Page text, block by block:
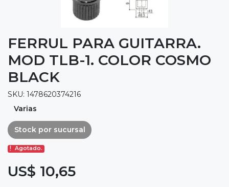
FERRUL PARA GUITARRA.
MOD TLB-1. COLOR COSMO
BLACK
SKU: 1478620374216
Varias
Stock por sucursal
Agotado.
US$ 10,65